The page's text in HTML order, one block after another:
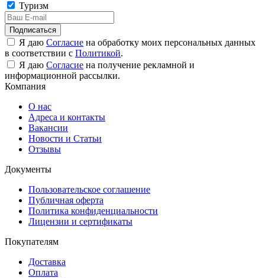
Туризм
Подписаться
Я даю Согласие на обработку моих персональных данных
в соответствии с Политикой.
Я даю Согласие на получение рекламной и
информационной рассылки.
Компания
О нас
Адреса и контакты
Вакансии
Новости и Статьи
Отзывы
Документы
Пользовательское соглашение
Публичная оферта
Политика конфиденциальности
Лицензии и сертификаты
Покупателям
Доставка
Оплата